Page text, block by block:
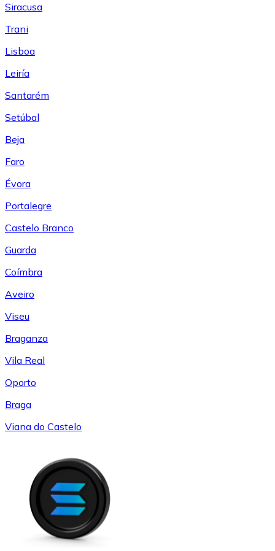
Siracusa
Trani
Lisboa
Leiría
Santarém
Setúbal
Beja
Faro
Évora
Portalegre
Castelo Branco
Guarda
Coímbra
Aveiro
Viseu
Braganza
Vila Real
Oporto
Braga
Viana do Castelo